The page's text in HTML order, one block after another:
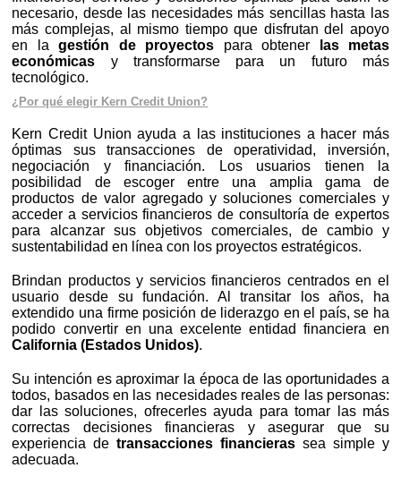
necesario, desde las necesidades más sencillas hasta las
más complejas, al mismo tiempo que disfrutan del apoyo
en lagestión de proyectos para obtener
las metas
económicas y transformarse para un futuro más
tecnológico.
¿Por qué elegir Kern Credit Union?
Kern Credit Union ayuda a las instituciones a hacer más
óptimas sus transacciones de operatividad, inversión,
negociación y financiación. Los usuarios tienen la
posibilidad de escoger entre una amplia gama de
productos de valor agregado y soluciones comerciales y
acceder a servicios financieros de consultoría de expertos
para alcanzar sus objetivos comerciales, de cambio y
sustentabilidad en línea con los proyectos estratégicos.
Brindan productos y servicios financieros centrados en el
usuario desde su fundación. Al transitar los años, ha
extendido una firme posición de liderazgo en el país, se ha
podido convertir en una excelente entidad financiera en
California (Estados Unidos).
Su intención es aproximar la época de las oportunidades a
todos, basados en las necesidades reales de las personas:
dar las soluciones, ofrecerles ayuda para tomar las más
correctas decisiones financieras y asegurar que su
experiencia detransacciones financieras sea simple y
adecuada.